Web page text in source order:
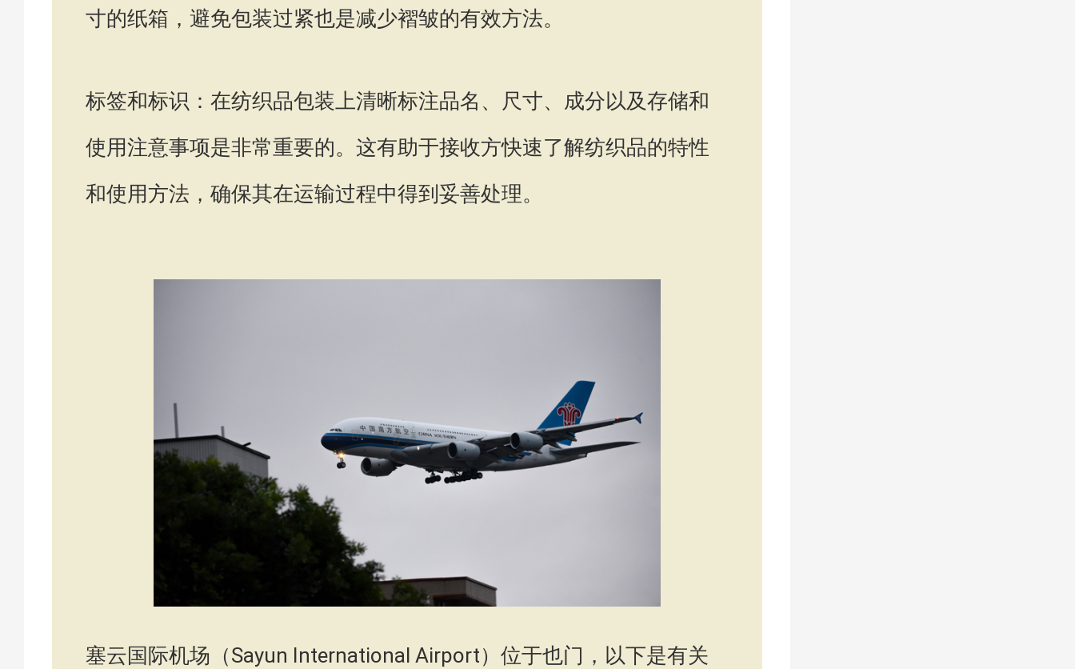
寸的纸箱，避免包装过紧也是减少褶皱的有效方法。
标签和标识：在纺织品包装上清晰标注品名、尺寸、成分以及存储和
使用注意事项是非常重要的。这有助于接收方快速了解纺织品的特性
和使用方法，确保其在运输过程中得到妥善处理。
塞云国际机场（Sayun International Airport）位于也门，以下是有关